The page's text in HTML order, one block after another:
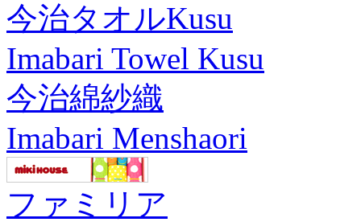
今治タオルKusu
Imabari Towel Kusu
今治綿紗織
Imabari Menshaori
ファミリア